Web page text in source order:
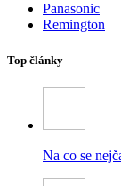
Panasonic
Remington
Top články
Na co se